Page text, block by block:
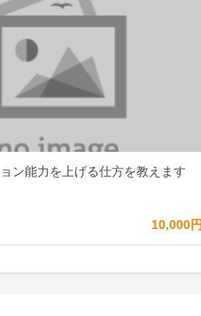
ン能力を上げる仕方を教えます
10,000